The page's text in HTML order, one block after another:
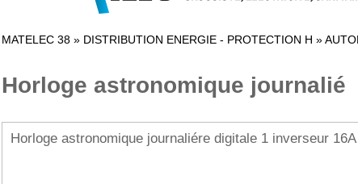
MATELEC 38 » DISTRIBUTION ENERGIE - PROTECTION H »
Horloge astronomique journalié
Horloge astronomique journaliére digitale 1 inverseur 16A